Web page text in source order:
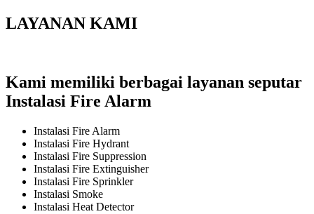
LAYANAN KAMI
Kami memiliki berbagai layanan seputar
Instalasi Fire Alarm
Instalasi Fire Alarm
Instalasi Fire Hydrant
Instalasi Fire Suppression
Instalasi Fire Extinguisher
Instalasi Fire Sprinkler
Instalasi Smoke
Instalasi Heat Detector